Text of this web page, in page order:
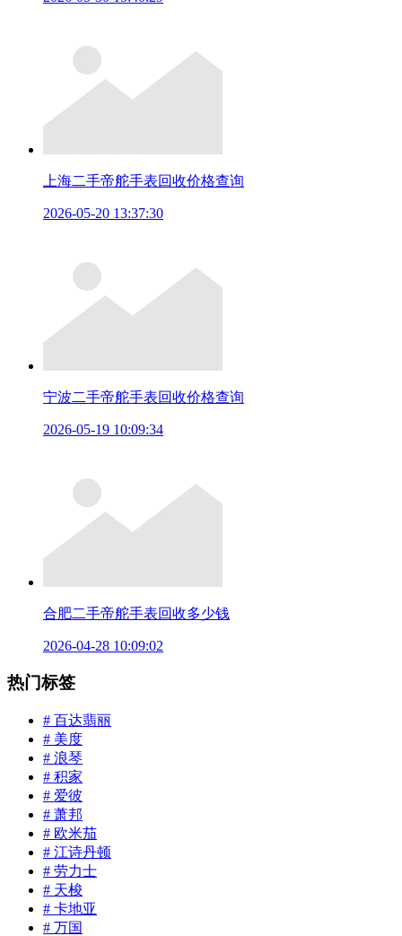
上海二手帝舵手表回收价格查询
2026-05-20 13:37:30
宁波二手帝舵手表回收价格查询
2026-05-19 10:09:34
合肥二手帝舵手表回收多少钱
2026-04-28 10:09:02
热门标签
# 百达翡丽
# 美度
# 浪琴
# 积家
# 爱彼
# 萧邦
# 欧米茄
# 江诗丹顿
# 劳力士
# 天梭
# 卡地亚
# 万国